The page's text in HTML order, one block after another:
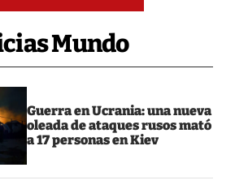
Mundo
Guerra en Ucrania: una nueva
oleada de ataques rusos mató
a 17 personas en Kiev